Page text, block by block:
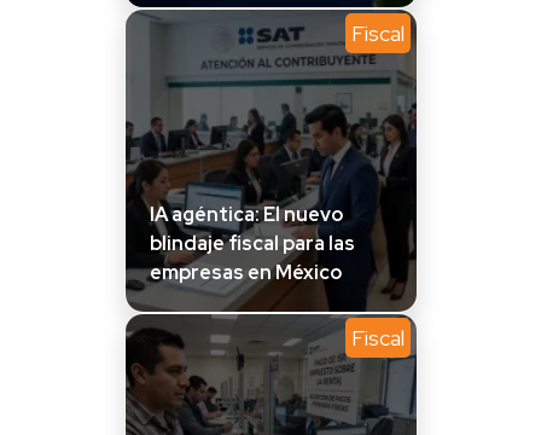
Fiscal
IA agéntica: El nuevo
blindaje fiscal para las
empresas en México
Fiscal